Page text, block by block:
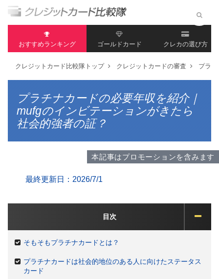
おすすめランキング ゴールドカード クレカの選び方
クレジットカード比較隊トップ クレジットカードの審査 プラ
プラチナカードの必要年収を紹介｜
mufgのインビテーションがきたら
社会的強者の証？
本記事はプロモーションを含みます
最終更新日：2026/7/1
目次
そもそもプラチナカードとは？
プラチナカードは社会的地位のある人に向けたステータス
カード